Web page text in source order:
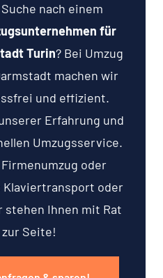
nach einem
für
Turin? Bei Umzug
machen wir
und effizient.
Erfahrung und
Umzugsservice.
oder
Klaviertransport oder
stehen Ihnen mit Rat
Seite!